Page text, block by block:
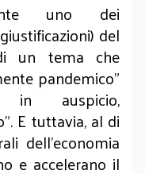
uno dei
del
un tema che
pandemico”
auspicio,
E tuttavia, al di
dell’economia
e accelerano il